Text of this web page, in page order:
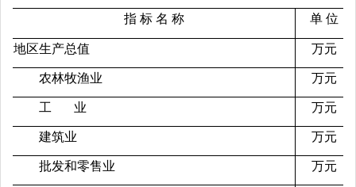
指 标 名 称 单 位
地区生产总值 万元
农林牧渔业 万元
工 业 万元
建筑业 万元
批发和零售业 万元